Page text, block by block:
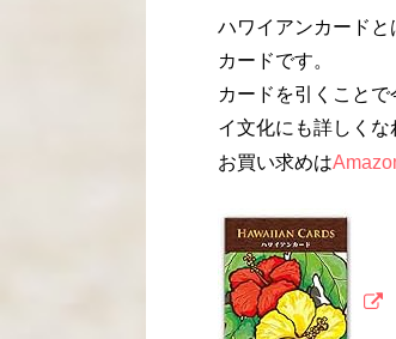
ハワイアンカード
カードです。
カードを引くこと
イ文化にも詳しくな
お買い求めは